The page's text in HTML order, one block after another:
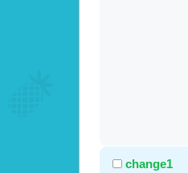
change1